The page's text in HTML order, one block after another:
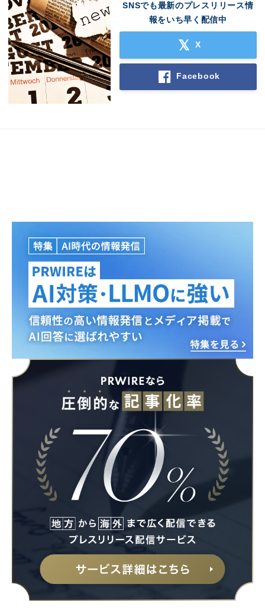
SNSでも最新のプレスリリース情
報をいち早く配信中
X
Facebook
Japanese
English